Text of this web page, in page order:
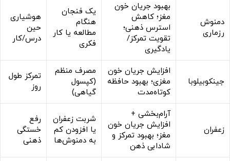
دمنوش
رزماری
بهبود جریان خون
مغز؛ کاهش
استرس ذهنی؛
تقویت تمرکز/
یادگیری
یک فنجان
هنگام
مطالعه یا کار
فکری
هوشیاری
حین
درس/کار
جینکوبیلوبا
افزایش جریان خون
مغزی؛ بهبود حافظه
کوتاه‌مدت
مصرف منظم
(کپسول
گیاهی)
تمرکز طول
روز
زعفران
آرام‌بخشی +
افزایش جریان خون
مغز؛ بهبود تمرکز و
شادابی ذهن
شربت زعفران
یا افزودن کم
به دمنوش‌ها
رفع
خستگی
ذهنی